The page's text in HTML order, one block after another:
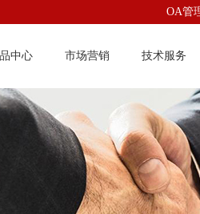
OA管
中心 市场营销 技术服务